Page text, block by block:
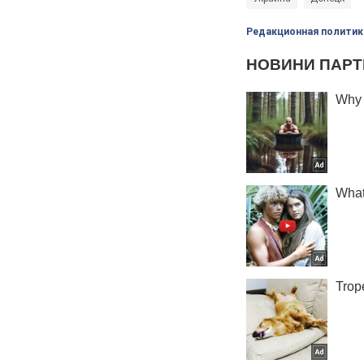
Редакционная